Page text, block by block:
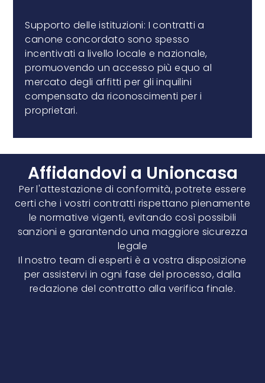
Supporto delle istituzioni: I contratti a
canone concordato sono spesso
incentivati a livello locale e nazionale,
promuovendo un accesso più equo al
mercato degli affitti per gli inquilini
compensato da riconoscimenti per i
proprietari.
Affidandovi a Unioncasa
Per l'attestazione di conformità, potrete essere
certi che i vostri contratti rispettano pienamente
le normative vigenti, evitando così possibili
sanzioni e garantendo una maggiore sicurezza
legale
Il nostro team di esperti è a vostra disposizione
per assistervi in ogni fase del processo, dalla
redazione del contratto alla verifica finale.